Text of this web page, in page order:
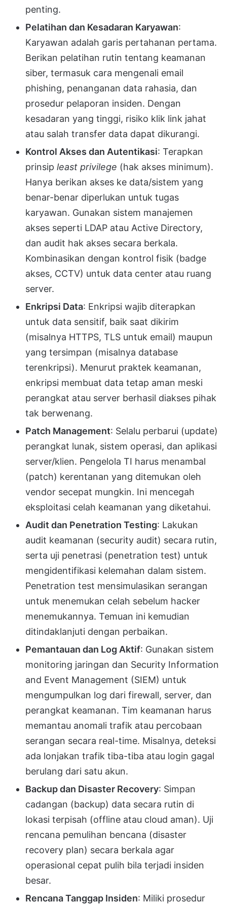
penting.
Pelatihan dan Kesadaran Karyawan:
Karyawan adalah garis pertahanan pertama.
Berikan pelatihan rutin tentang keamanan
siber, termasuk cara mengenali email
phishing, penanganan data rahasia, dan
prosedur pelaporan insiden. Dengan
kesadaran yang tinggi, risiko klik link jahat
atau salah transfer data dapat dikurangi.
Kontrol Akses dan Autentikasi: Terapkan
prinsip least privilege (hak akses minimum).
Hanya berikan akses ke data/sistem yang
benar-benar diperlukan untuk tugas
karyawan. Gunakan sistem manajemen
akses seperti LDAP atau Active Directory,
dan audit hak akses secara berkala.
Kombinasikan dengan kontrol fisik (badge
akses, CCTV) untuk data center atau ruang
server.
Enkripsi Data: Enkripsi wajib diterapkan
untuk data sensitif, baik saat dikirim
(misalnya HTTPS, TLS untuk email) maupun
yang tersimpan (misalnya database
terenkripsi). Menurut praktek keamanan,
enkripsi membuat data tetap aman meski
perangkat atau server berhasil diakses pihak
tak berwenang.
Patch Management: Selalu perbarui (update)
perangkat lunak, sistem operasi, dan aplikasi
server/klien. Pengelola TI harus menambal
(patch) kerentanan yang ditemukan oleh
vendor secepat mungkin. Ini mencegah
eksploitasi celah keamanan yang diketahui.
Audit dan Penetration Testing: Lakukan
audit keamanan (security audit) secara rutin,
serta uji penetrasi (penetration test) untuk
mengidentifikasi kelemahan dalam sistem.
Penetration test mensimulasikan serangan
untuk menemukan celah sebelum hacker
menemukannya. Temuan ini kemudian
ditindaklanjuti dengan perbaikan.
Pemantauan dan Log Aktif: Gunakan sistem
monitoring jaringan dan Security Information
and Event Management (SIEM) untuk
mengumpulkan log dari firewall, server, dan
perangkat keamanan. Tim keamanan harus
memantau anomali trafik atau percobaan
serangan secara real-time. Misalnya, deteksi
ada lonjakan trafik tiba-tiba atau login gagal
berulang dari satu akun.
Backup dan Disaster Recovery: Simpan
cadangan (backup) data secara rutin di
lokasi terpisah (offline atau cloud aman). Uji
rencana pemulihan bencana (disaster
recovery plan) secara berkala agar
operasional cepat pulih bila terjadi insiden
besar.
Rencana Tanggap Insiden: Miliki prosedur